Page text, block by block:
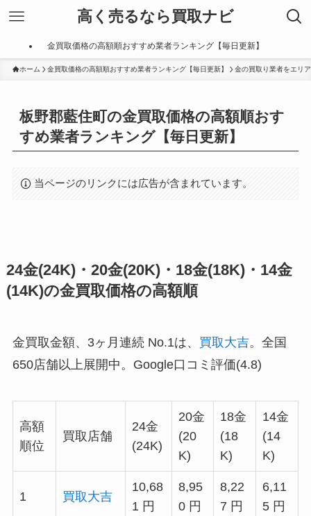
高く売るなら買取ナビ
金買取価格の高額順おすすめ業者ランキング【毎日更新】
ホーム 金買取価格の高額順おすすめ業者ランキング【毎日更新】 金の買取り業者をエリ
板野郡藍住町の金買取価格の高額順おす
すめ業者ランキング【毎日更新】
当ページのリンクには広告が含まれています。
24金(24K)・20金(20K)・18金(18K)・14金
(14K)の金買取価格の高額順
金買取金額、3ヶ月連続 No.1は、 買取大吉。全国
650店舗以上展開中。Google口コミ評価(4.8)
高額
順位
買取店舗
24金
(24K)
20金
(20
K)
18金
(18
K)
14金
(14
K)
1 買取大吉
10,68
1 円
8,95
0 円
8,22
7 円
6,11
5 円